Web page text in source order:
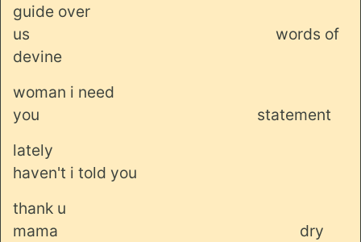
guide over
us
words of
devine
woman i need
you
statement
lately
haven't i told you
thank u
mama
dry